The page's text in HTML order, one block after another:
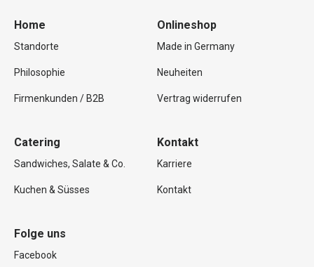
Home
Standorte
Philosophie
Firmenkunden / B2B
Onlineshop
Made in Germany
Neuheiten
Vertrag widerrufen
Catering
Sandwiches, Salate & Co.
Kuchen & Süsses
Kontakt
Karriere
Kontakt
Folge uns
Facebook